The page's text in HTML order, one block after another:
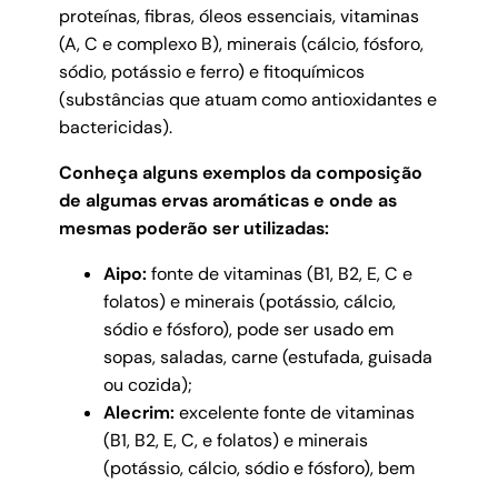
proteínas, fibras, óleos essenciais, vitaminas
(A, C e complexo B), minerais (cálcio, fósforo,
sódio, potássio e ferro) e fitoquímicos
(substâncias que atuam como antioxidantes e
bactericidas).
Conheça alguns exemplos da composição
de algumas ervas aromáticas e onde as
mesmas poderão ser utilizadas:
Aipo:fonte de vitaminas (B1, B2, E, C e
folatos) e minerais (potássio, cálcio,
sódio e fósforo), pode ser usado em
sopas, saladas, carne (estufada, guisada
ou cozida);
Alecrim:excelente fonte de vitaminas
(B1, B2, E, C, e folatos) e minerais
(potássio, cálcio, sódio e fósforo), bem